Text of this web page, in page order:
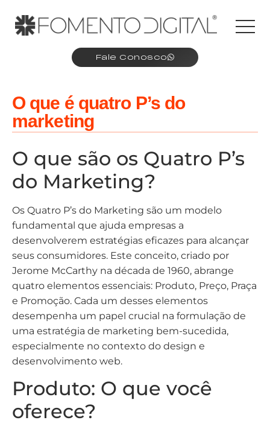
Fale Conosco
O que é quatro P’s do
marketing
O que são os Quatro P’s
do Marketing?
Os Quatro P’s do Marketing são um modelo
fundamental que ajuda empresas a
desenvolverem estratégias eficazes para alcançar
seus consumidores. Este conceito, criado por
Jerome McCarthy na década de 1960, abrange
quatro elementos essenciais: Produto, Preço, Praça
e Promoção. Cada um desses elementos
desempenha um papel crucial na formulação de
uma estratégia de marketing bem-sucedida,
especialmente no contexto do design e
desenvolvimento web.
Produto: O que você
oferece?